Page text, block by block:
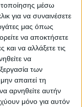
μέσω
για να συναινέσετε
μας όπως
να αποκτήσετε
να αλλάξετε τις
να
των
απαιτεί τη
αρνηθείτε αυτήν
μόνο για αυτόν
ΕΠΟΜΕΝΟ ΑΡΘΡΟ
Πώς κρίνετε τα
πρωτόκολλα για
νέα σχολική χρονιά;